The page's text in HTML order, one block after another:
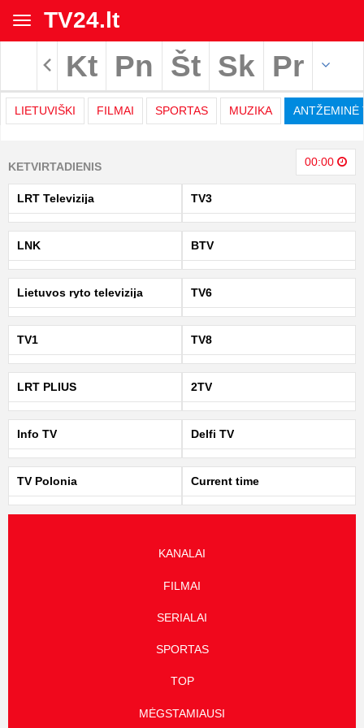
Toggle
navigation
TV24.lt
Rodyti archyvą
Kt Pn Št Sk Pr
LIETUVIŠKI FILMAI SPORTAS MUZIKA ANTŽEMINĖ
TV
programa
|
TV24.LT
KETVIRTADIENIS 00:00
LRT Televizija TV3
LNK BTV
Lietuvos ryto televizija TV6
TV1 TV8
LRT PLIUS 2TV
Info TV Delfi TV
TV Polonia Current time
KANALAI
FILMAI
SERIALAI
SPORTAS
TOP
MĖGSTAMIAUSI